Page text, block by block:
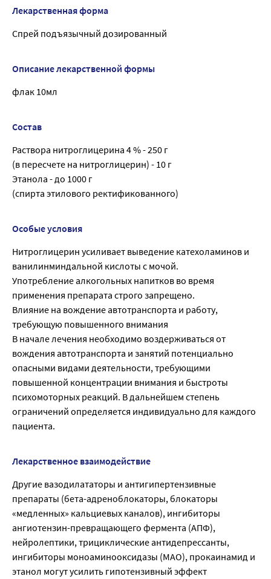
Лекарственная форма
Спрей подъязычный дозированный
Описание лекарственной формы
флак 10мл
Состав
Раствора нитроглицерина 4 % - 250 г
(в пересчете на нитроглицерин) - 10 г
Этанола - до 1000 г
(спирта этилового ректификованного)
Особые условия
Нитроглицерин усиливает выведение катехоламинов и
ванилинминдальной кислоты с мочой.
Употребление алкогольных напитков во время
применения препарата строго запрещено.
Влияние на вождение автотранспорта и работу,
требующую повышенного внимания
В начале лечения необходимо воздерживаться от
вождения автотранспорта и занятий потенциально
опасными видами деятельности, требующими
повышенной концентрации внимания и быстроты
психомоторных реакций. В дальнейшем степень
ограничений определяется индивидуально для каждого
пациента.
Лекарственное взаимодействие
Другие вазодилататоры и антигипертензивные
препараты (бета-адреноблокаторы, блокаторы
«медленных» кальциевых каналов), ингибиторы
ангиотензин-превращающего фермента (АПФ),
нейролептики, трициклические антидепрессанты,
ингибиторы моноаминооксидазы (МАО), прокаинамид и
этанол могут усилить гипотензивный эффект